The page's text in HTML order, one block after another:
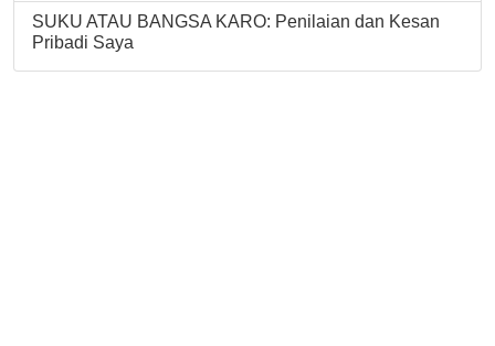
SUKU ATAU BANGSA KARO: Penilaian dan Kesan
Pribadi Saya